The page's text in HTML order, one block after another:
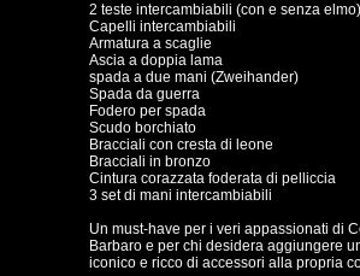
2 teste intercambiabili (con e senza elmo)
Capelli intercambiabili
Armatura a scaglie
Ascia a doppia lama
spada a due mani (Zweihander)
Spada da guerra
Fodero per spada
Scudo borchiato
Bracciali con cresta di leone
Bracciali in bronzo
Cintura corazzata foderata di pelliccia
3 set di mani intercambiabili
Un must-have per i veri appassionati di
Barbaro e per chi desidera aggiungere
iconico e ricco di accessori alla propria